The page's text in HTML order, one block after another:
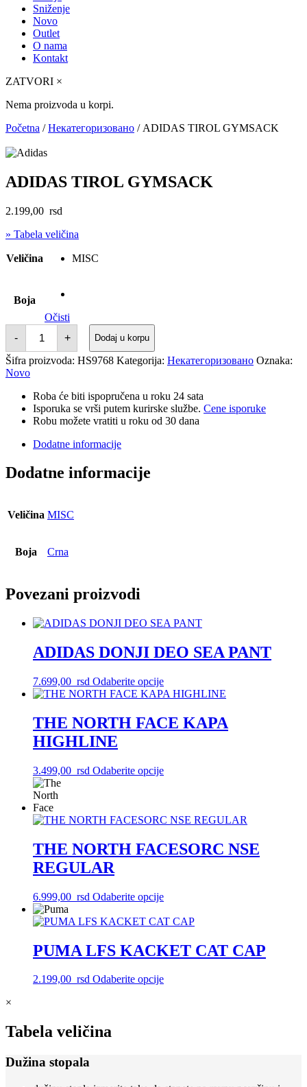
Sniženje
Novo
Outlet
O nama
Kontakt
ZATVORI ×
Nema proizvoda u korpi.
Početna /Некатегоризовано / ADIDAS TIROL GYMSACK
ADIDAS TIROL GYMSACK
2.199,00 rsd
» Tabela veličina
Veličina MISC
Boja
Očisti
-
ADIDAS
TIROL
GYMSACK
količina
+ Dodaj u korpu
Šifra proizvoda: HS9768 Kategorija: Некатегоризовано Oznaka:
Novo
Roba će biti ispopručena u roku 24 sata
Isporuka se vrši putem kurirske službe. Cene isporuke
Robu možete vratiti u roku od 30 dana
Dodatne informacije
Dodatne informacije
Veličina MISC
Boja Crna
Povezani proizvodi
ADIDAS DONJI DEO SEA PANT
7.699,00 rsd Odaberite opcijeOvaj
proizvod
više
varijanti.
biti
izabrane
proizvoda.
THE NORTH FACE KAPA
HIGHLINE
3.499,00 rsd Odaberite opcijeOvaj
varijanti.
mogu
biti
stranici
proizvoda.
THE NORTH FACESORC NSE
REGULAR
6.999,00 rsd Odaberite opcijeOvaj
ima
varijanti.
Opcije
biti
PUMA LFS KACKET CAT CAP
2.199,00 rsd Odaberite opcijeOvaj
×
Tabela veličina
Dužina stopala